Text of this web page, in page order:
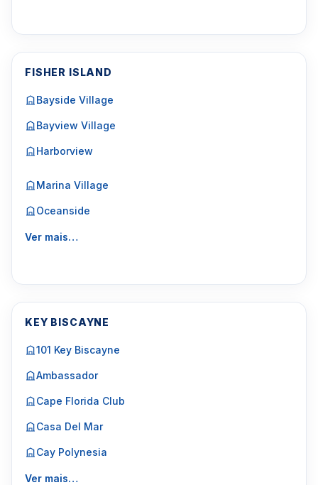
FISHER ISLAND
Bayside Village
Bayview Village
Harborview
Marina Village
Oceanside
Ver mais…
KEY BISCAYNE
101 Key Biscayne
Ambassador
Cape Florida Club
Casa Del Mar
Cay Polynesia
Ver mais…